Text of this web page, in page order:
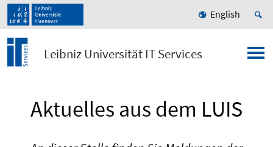
English
Leibniz Universität IT Services
Aktuelles aus dem LUIS